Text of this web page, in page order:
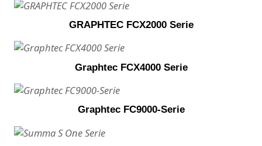
GRAPHTEC FCX2000 Serie
Graphtec FCX4000 Serie
Graphtec FC9000-Serie